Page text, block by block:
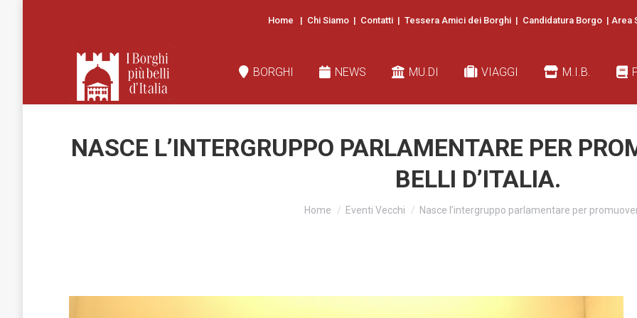
Home | Chi Siamo | Contatti | Tessera Amici dei Borghi | Candidatura Borgo | Area
BORGHI NEWS MU.DI VIAGGI M.I.B.
NASCE L’INTERGRUPPO PARLAMENTARE PER
BELLI D’ITALIA.
You are here:
Home Eventi Vecchi Nasce l’intergruppo parlamentare per
NEWS MU.DI VIAGGI M.I.B.